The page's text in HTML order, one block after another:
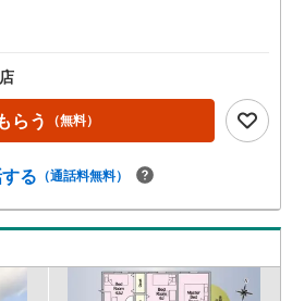
らう （無料）
る （通話料無料）